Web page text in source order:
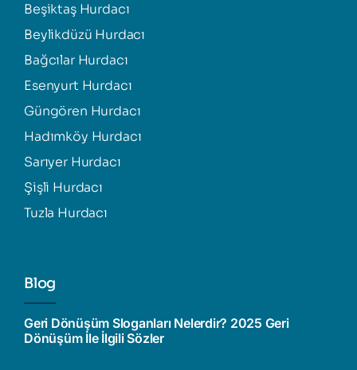
Beşiktaş Hurdacı
Beylikdüzü Hurdacı
Bağcılar Hurdacı
Esenyurt Hurdacı
Güngören Hurdacı
Hadımköy Hurdacı
Sarıyer Hurdacı
Şişli Hurdacı
Tuzla Hurdacı
Blog
Geri Dönüşüm Sloganları Nelerdir? 2025 Geri
Dönüşüm İle İlgili Sözler